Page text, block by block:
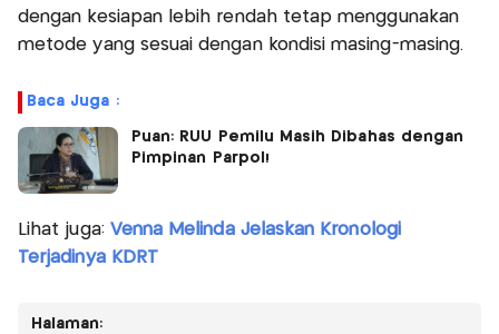
dengan kesiapan lebih rendah tetap menggunakan
metode yang sesuai dengan kondisi masing-masing.
Baca Juga :
Puan: RUU Pemilu Masih Dibahas dengan
Pimpinan Parpol!
Lihat juga: Venna Melinda Jelaskan Kronologi
Terjadinya KDRT
Halaman: